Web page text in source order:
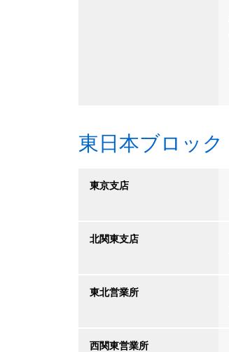
東日本ブロック
東京支店
北関東支店
東北営業所
西関東営業所